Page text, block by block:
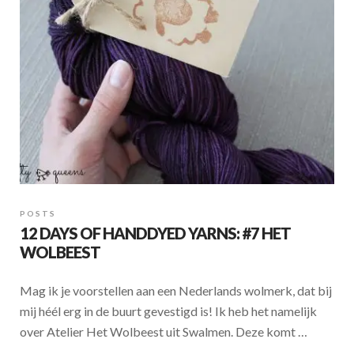
k
p
POSTS
12 DAYS OF HANDDYED YARNS: #7 HET
WOLBEEST
Mag ik je voorstellen aan een Nederlands wolmerk, dat bij
mij héél erg in de buurt gevestigd is! Ik heb het namelijk
over Atelier Het Wolbeest uit Swalmen. Deze komt …